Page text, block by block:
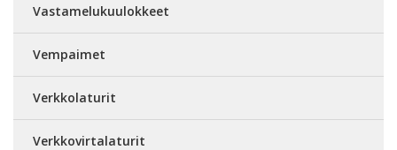
Vastamelukuulokkeet
Vempaimet
Verkkolaturit
Verkkovirtalaturit